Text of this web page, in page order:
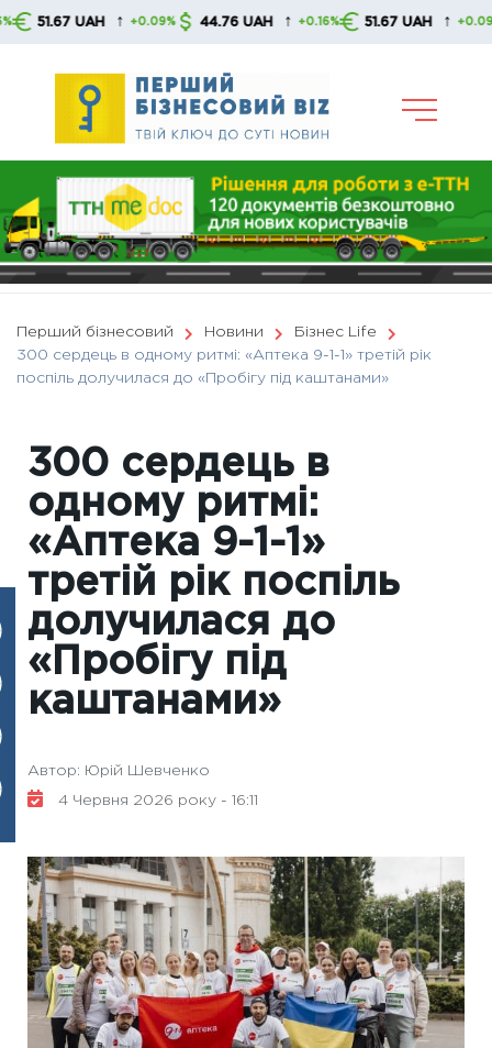
Skip
↑ +0.09% 44.76 UAH ↑ +0.16% 51.67 UAH ↑ +0.09%
Перший бізнесовий Новини
Бізнес Life
300 сердець в одному ритмі: «Аптека 9-1-1» третій рік
поспіль долучилася до «Пробігу під каштанами»
300 сердець в
одному ритмі:
«Аптека 9-1-1»
третій рік поспіль
долучилася до
«Пробігу під
каштанами»
Автор: Юрій Шевченко
4 Червня 2026 року - 16:11